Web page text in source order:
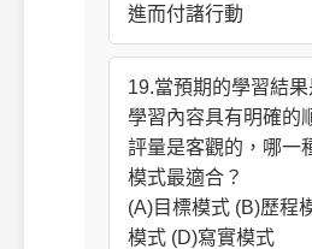
進而付諸行動
19.當預期的學習結果
學習內容具有明確的
評量是客觀的，哪一
模式最適合？
(A)目標模式 (B)歷程
模式 (D)寫實模式